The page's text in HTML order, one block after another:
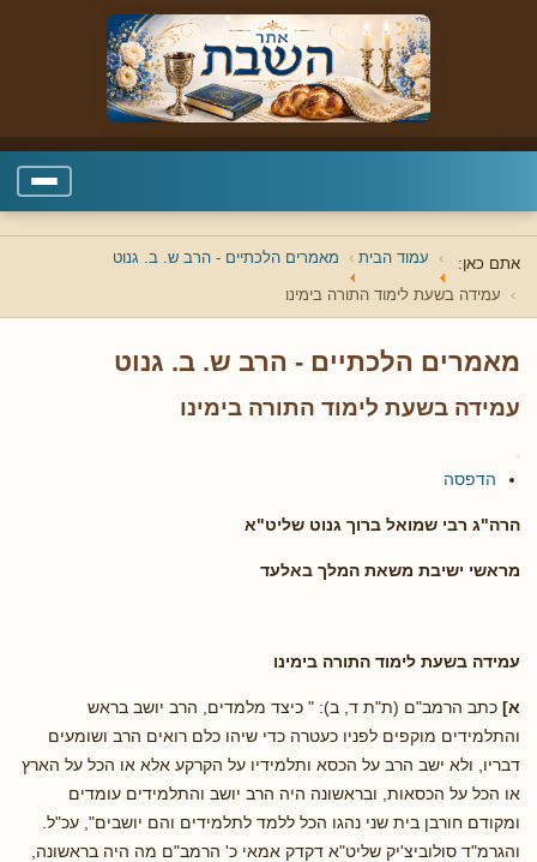
אתם כאן: עמוד הבית מאמרים הלכתיים - הרב ש. ב. גנוט
עמידה בשעת לימוד התורה בימינו
מאמרים הלכתיים - הרב ש. ב. גנוט
עמידה בשעת לימוד התורה בימינו
הדפסה
הרה"ג רבי שמואל ברוך גנוט שליט"א
מראשי ישיבת משאת המלך באלעד
עמידה בשעת לימוד התורה בימינו
א] כתב הרמב"ם (ת"ת ד, ב): " כיצד מלמדים, הרב יושב בראש
והתלמידים מוקפים לפניו כעטרה כדי שיהו כלם רואים הרב ושומעים
דבריו, ולא ישב הרב על הכסא ותלמידיו על הקרקע אלא או הכל על הארץ
או הכל על הכסאות, ובראשונה היה הרב יושב והתלמידים עומדים
ומקודם חורבן בית שני נהגו הכל ללמד לתלמידים והם יושבים", עכ"ל.
והגרמ"ד סולוביצ'יק שליט"א דקדק אמאי כ' הרמב"ם מה היה בראשונה,